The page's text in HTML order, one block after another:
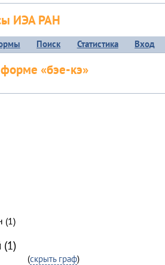
ИЭА РАН
Поиск Статистика Вход
«бэе-кэ»
(1)
(1)
(скрыть граф)